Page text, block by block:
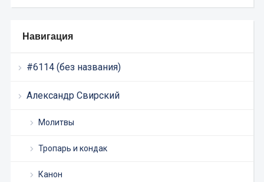
Навигация
#6114 (без названия)
Александр Свирский
Молитвы
Тропарь и кондак
Канон